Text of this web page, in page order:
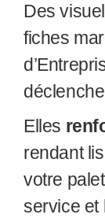
Des
fiches
Elles
rendant
votre
service et